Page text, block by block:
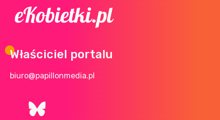
Właściciel portalu
biuro@papillonmedia.pl